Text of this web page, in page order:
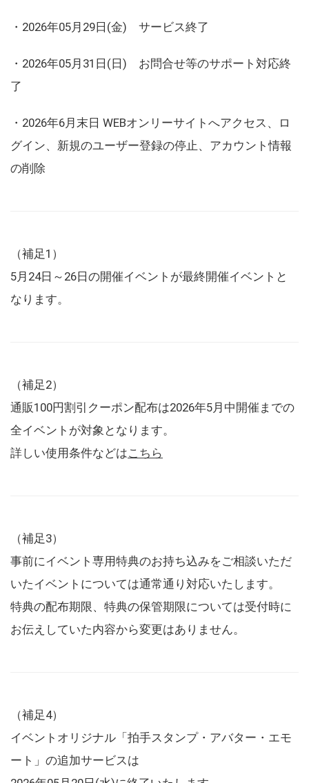
・2026年05月29日(金) サービス終了
・2026年05月31日(日) お問合せ等のサポート対応終
了
・2026年6月末日 WEBオンリーサイトへアクセス、ロ
グイン、新規のユーザー登録の停止、アカウント情報
の削除
（補足1）
5月24日～26日の開催イベントが最終開催イベントと
なります。
（補足2）
通販100円割引クーポン配布は2026年5月中開催までの
全イベントが対象となります。
詳しい使用条件などはこちら
（補足3）
事前にイベント専用特典のお持ち込みをご相談いただ
いたイベントについては通常通り対応いたします。
特典の配布期限、特典の保管期限については受付時に
お伝えしていた内容から変更はありません。
（補足4）
イベントオリジナル「拍手スタンプ・アバター・エモ
ート」の追加サービスは